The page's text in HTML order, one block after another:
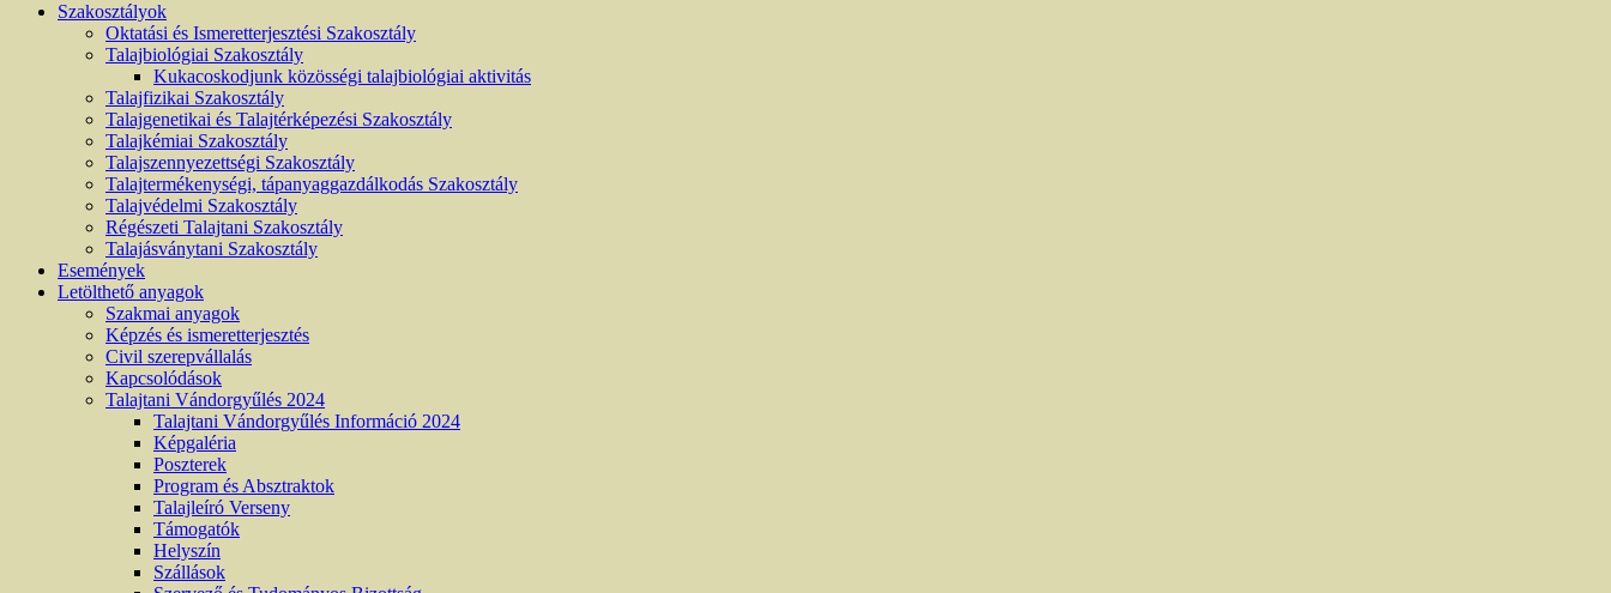
Szakosztályok
Oktatási és Ismeretterjesztési Szakosztály
Talajbiológiai Szakosztály
Kukacoskodjunk közösségi talajbiológiai aktivitás
Talajfizikai Szakosztály
Talajgenetikai és Talajtérképezési Szakosztály
Talajkémiai Szakosztály
Talajszennyezettségi Szakosztály
Talajtermékenységi, tápanyaggazdálkodás Szakosztály
Talajvédelmi Szakosztály
Régészeti Talajtani Szakosztály
Talajásványtani Szakosztály
Események
Letölthető anyagok
Szakmai anyagok
Képzés és ismeretterjesztés
Civil szerepvállalás
Kapcsolódások
Talajtani Vándorgyűlés 2024
Talajtani Vándorgyűlés Információ 2024
Képgaléria
Poszterek
Program és Absztraktok
Talajleíró Verseny
Támogatók
Helyszín
Szállások